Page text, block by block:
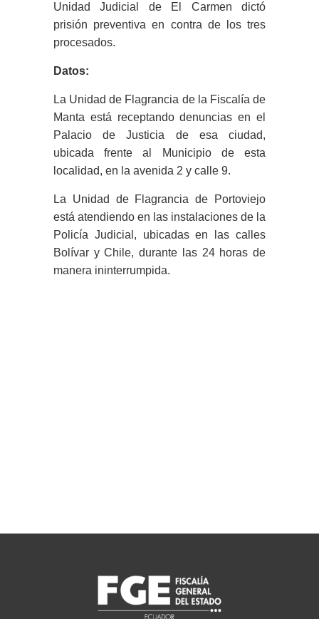
Unidad Judicial de El Carmen dictó
prisión preventiva en contra de los tres
procesados.
Datos:
La Unidad de Flagrancia de la Fiscalía de
Manta está receptando denuncias en el
Palacio de Justicia de esa ciudad,
ubicada frente al Municipio de esta
localidad, en la avenida 2 y calle 9.
La Unidad de Flagrancia de Portoviejo
está atendiendo en las instalaciones de la
Policía Judicial, ubicadas en las calles
Bolívar y Chile, durante las 24 horas de
manera ininterrumpida.